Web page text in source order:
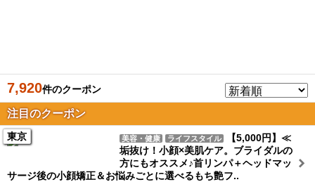
7,920件のクーポン
注目のクーポン
東京 美容・健康 ライフスタイル
【5,000円】≪
垢抜け！小顔×美肌ケア。ブライダルの
方にもオススメ♪首リンパ＋ヘッドマッ
サージ後の小顔矯正＆お悩みごとに選べるもち艶フ..